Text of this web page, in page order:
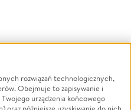
Powódź
Wichura
rozwiązań technologicznych,
Obejmuje to zapisywanie i
urządzenia końcowego